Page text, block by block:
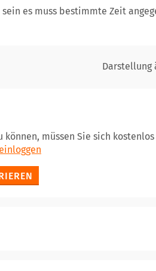
es muss bestimmte Zeit
Darstellung
müssen Sie sich kostenlos
einloggen